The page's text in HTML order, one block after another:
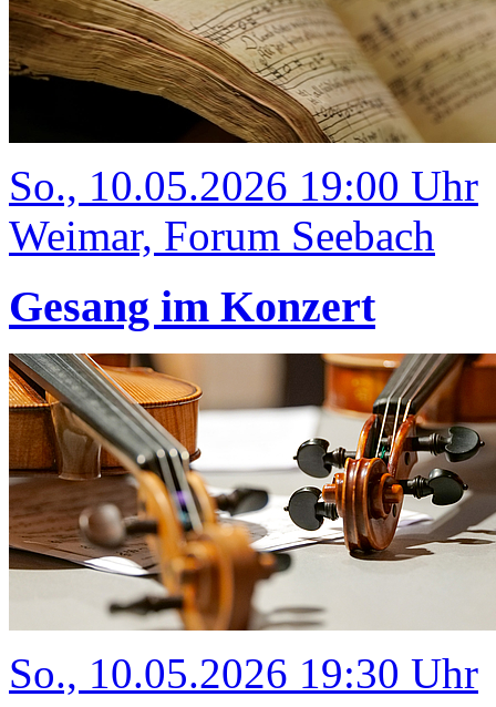
So., 10.05.2026 19:00 Uhr
Weimar, Forum Seebach
Gesang im Konzert
So., 10.05.2026 19:30 Uhr